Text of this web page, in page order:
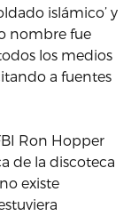
islámico’ y
nombre fue
los medios
a fuentes
Ron Hopper
de la discoteca
existe